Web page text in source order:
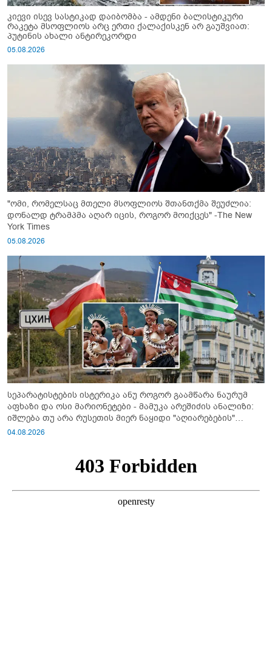
კიევი ისევ სასტიკად დაიბომბა - ამდენი ბალისტიკური
რაკეტა მსოფლიოს არც ერთი ქალაქისკენ არ გაუშვიათ:
პუტინის ახალი ანტირეკორდი
05.08.2026
"ომი, რომელსაც მთელი მსოფლიოს შთანთქმა შეუძლია:
დონალდ ტრამპმა აღარ იცის, როგორ მოიქცეს" -The New
York Times
05.08.2026
სეპარატისტების ისტერიკა ანუ როგორ გაამწარა ნაურუმ
აფხაზი და ოსი მარიონეტები - მამუკა არეშიძის ანალიზი:
იშლება თუ არა რუსეთის მიერ ნაყიდი "აღიარებების"
სისტემა?!
04.08.2026